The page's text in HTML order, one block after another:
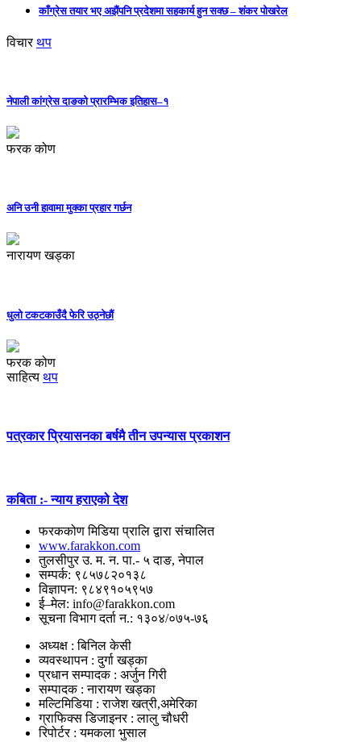
काँग्रेस तयार भए अझैंपनि प्रदेशमा सहकार्य हुन सक्छ – शंकर पोखरेल
विचार थप
नेपाली कांग्रेस दाङको प्रारम्भिक इतिहास–१
फरक कोण
अनि उनी हावामा मुक्का प्रहार गर्छन
नारायण खड्का
धुलो टकटकाउँदै फेरि उठ्नेछौं
फरक कोण
साहित्य थप
पत्रकार प्रियासनका बर्षमै तीन उपन्यास प्रकाशन
कबिता :- न्याय हराएको देश
फरककोण मिडिया प्रालि द्वारा संचालित
www.farakkon.com
तुलसीपुर उ. म. न. पा.- ५ दाङ, नेपाल
सम्पर्क: ९८५७८२०१३८
विज्ञापन: ९८४९१०५९५७
ई–मेल: info@farakkon.com
सूचना विभाग दर्ता न.: १३०४/०७५-७६
अध्यक्ष : बिनिल केसी
व्यवस्थापन : दुर्गा खड्का
प्रधान सम्पादक : अर्जुन गिरी
सम्पादक : नारायण खड्का
मल्टिमिडिया : राजेश खत्री,अमेरिका
ग्राफिक्स डिजाइनर : लालु चौधरी
रिपोर्टर : यमकला भुसाल